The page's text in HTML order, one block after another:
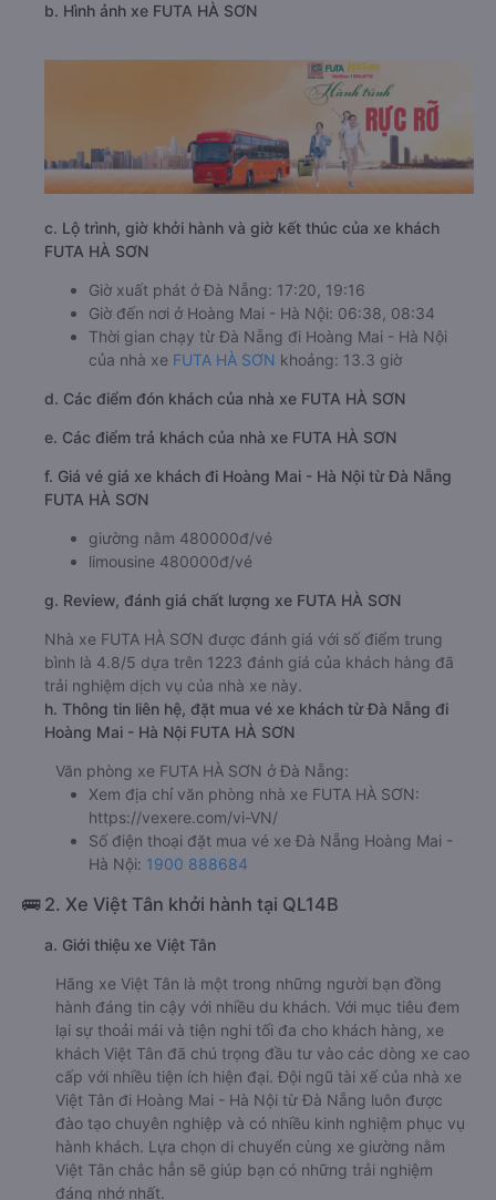
b. Hình ảnh xe FUTA HÀ SƠN
c. Lộ trình, giờ khởi hành và giờ kết thúc của xe khách
FUTA HÀ SƠN
Giờ xuất phát ở Đà Nẵng: 17:20, 19:16
Giờ đến nơi ở Hoàng Mai - Hà Nội: 06:38, 08:34
Thời gian chạy từ Đà Nẵng đi Hoàng Mai - Hà Nội
của nhà xe FUTA HÀ SƠN khoảng: 13.3 giờ
d. Các điểm đón khách của nhà xe FUTA HÀ SƠN
e. Các điểm trả khách của nhà xe FUTA HÀ SƠN
f. Giá vé giá xe khách đi Hoàng Mai - Hà Nội từ Đà Nẵng
FUTA HÀ SƠN
giường nằm 480000đ/vé
limousine 480000đ/vé
g. Review, đánh giá chất lượng xe FUTA HÀ SƠN
Nhà xe FUTA HÀ SƠN được đánh giá với số điểm trung
bình là 4.8/5 dựa trên 1223 đánh giá của khách hàng đã
trải nghiệm dịch vụ của nhà xe này.
h. Thông tin liên hệ, đặt mua vé xe khách từ Đà Nẵng đi
Hoàng Mai - Hà Nội FUTA HÀ SƠN
Văn phòng xe FUTA HÀ SƠN ở Đà Nẵng:
Xem địa chỉ văn phòng nhà xe FUTA HÀ SƠN:
https://vexere.com/vi-VN/
Số điện thoại đặt mua vé xe Đà Nẵng Hoàng Mai -
Hà Nội: 1900 888684
🚌 2. Xe Việt Tân khởi hành tại QL14B
a. Giới thiệu xe Việt Tân
Hãng xe Việt Tân là một trong những người bạn đồng
hành đáng tin cậy với nhiều du khách. Với mục tiêu đem
lại sự thoải mái và tiện nghi tối đa cho khách hàng, xe
khách Việt Tân đã chú trọng đầu tư vào các dòng xe cao
cấp với nhiều tiện ích hiện đại. Đội ngũ tài xế của nhà xe
Việt Tân đi Hoàng Mai - Hà Nội từ Đà Nẵng luôn được
đào tạo chuyên nghiệp và có nhiều kinh nghiệm phục vụ
hành khách. Lựa chọn di chuyển cùng xe giường nằm
Việt Tân chắc hẳn sẽ giúp bạn có những trải nghiệm
đáng nhớ nhất.